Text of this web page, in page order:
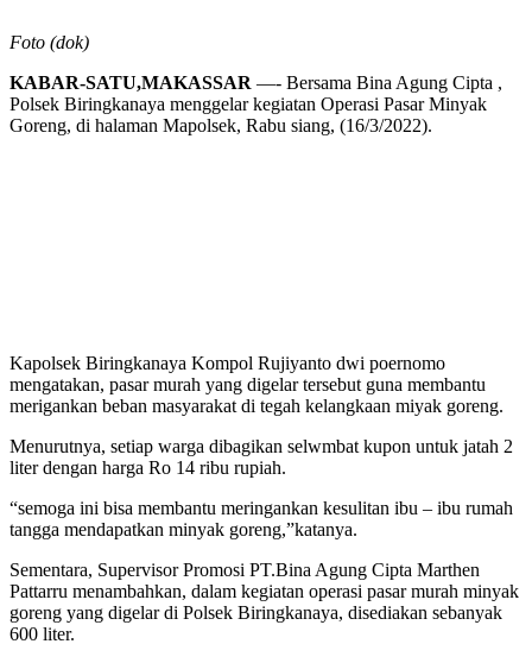
Foto (dok)
KABAR-SATU,MAKASSAR —- Bersama Bina Agung Cipta ,
Polsek Biringkanaya menggelar kegiatan Operasi Pasar Minyak
Goreng, di halaman Mapolsek, Rabu siang, (16/3/2022).
Kapolsek Biringkanaya Kompol Rujiyanto dwi poernomo
mengatakan, pasar murah yang digelar tersebut guna membantu
merigankan beban masyarakat di tegah kelangkaan miyak goreng.
Menurutnya, setiap warga dibagikan selwmbat kupon untuk jatah 2
liter dengan harga Ro 14 ribu rupiah.
“semoga ini bisa membantu meringankan kesulitan ibu – ibu rumah
tangga mendapatkan minyak goreng,”katanya.
Sementara, Supervisor Promosi PT.Bina Agung Cipta Marthen
Pattarru menambahkan, dalam kegiatan operasi pasar murah minyak
goreng yang digelar di Polsek Biringkanaya, disediakan sebanyak
600 liter.